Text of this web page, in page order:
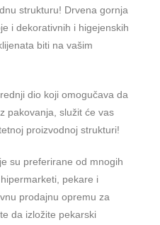
strukturu! Drvena gornja
i dekorativnih i higejenskih
biti na vašim
dio koji omogučava da
pakovanja, služit će vas
proizvodnoj strukturi!
su preferirane od mnogih
pekare i
prodajnu opremu za
da izložite pekarski